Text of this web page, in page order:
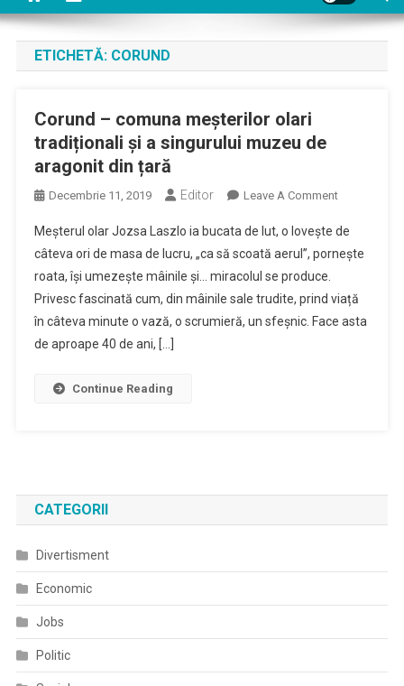
ETICHETĂ: CORUND
Corund – comuna meșterilor olari
tradiționali și a singurului muzeu de
aragonit din țară
Decembrie 11, 2019 Editor Leave A CommentOn
–
Comuna
Olari
Tradiționali
Meșterul olar Jozsa Laszlo ia bucata de lut, o lovește de
câteva ori de masa de lucru, „ca să scoată aerul”, pornește
roata, își umezește mâinile și… miracolul se produce.
Privesc fascinată cum, din mâinile sale trudite, prind viață
în câteva minute o vază, o scrumieră, un sfeșnic. Face asta
de aproape 40 de ani, […]
Continue Reading
CATEGORII
Divertisment
Economic
Jobs
Politic